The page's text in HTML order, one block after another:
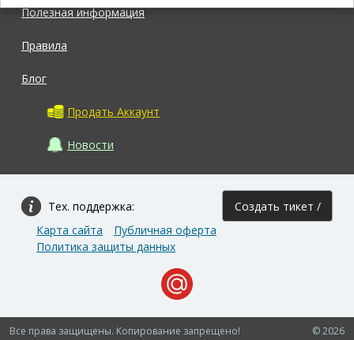
Полезная информация
Правила
Блог
Продать Аккаунт
Новости
Тех. поддержка: Создать тикет /
Карта сайта
Публичная оферта
Политика защиты данных
© 2026
Все права защищены. Копирование запрещено!